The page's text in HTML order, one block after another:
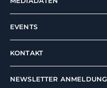
EVENTS
KONTAKT
NEWSLETTER ANMELDUNG